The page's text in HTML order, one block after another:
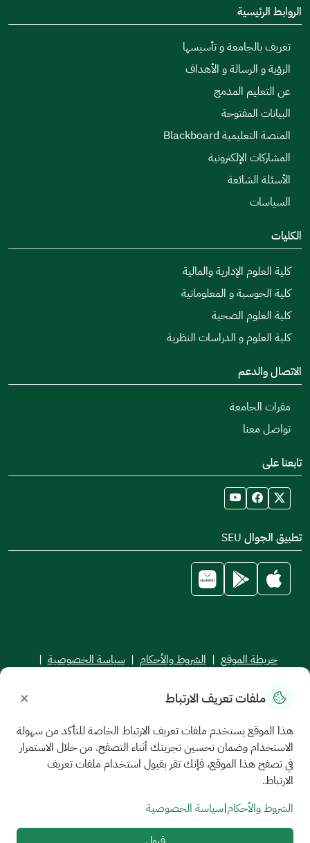
الروابط الرئيسية
تعريف بالجامعة و تأسيسها
الرؤية و الرسالة و الأهداف
عن التعليم المدمج
البيانات المفتوحة
المنصة التعليمية Blackboard
المشاركات الإلكترونية
الأسئلة الشائعة
السياسات
الكليات
كلية العلوم الإدارية والمالية
كلية الحوسبة و المعلوماتية
كلية العلوم الصحية
كلية العلوم و الدراسات النظرية
الاتصال والدعم
مقرات الجامعة
تواصل معنا
تابعنا على
تطبيق الجوال SEU
خريطة الموقع | الشروط والأحكام | سياسة الخصوصية |
جميع الحقوق محفوظة للجامعة السعودية الإلكترونية © 2026
ملفات تعريف الارتباط ×
هذا الموقع يستخدم ملفات تعريف الارتباط الخاصة للتأكد من سهولة
الاستخدام وضمان تحسين تجربتك أثناء التصفح. من خلال الاستمرار
في تصفح هذا الموقع، فإنك تقر بقبول استخدام ملفات تعريف
الارتباط.
الشروط والأحكام|سياسة الخصوصية